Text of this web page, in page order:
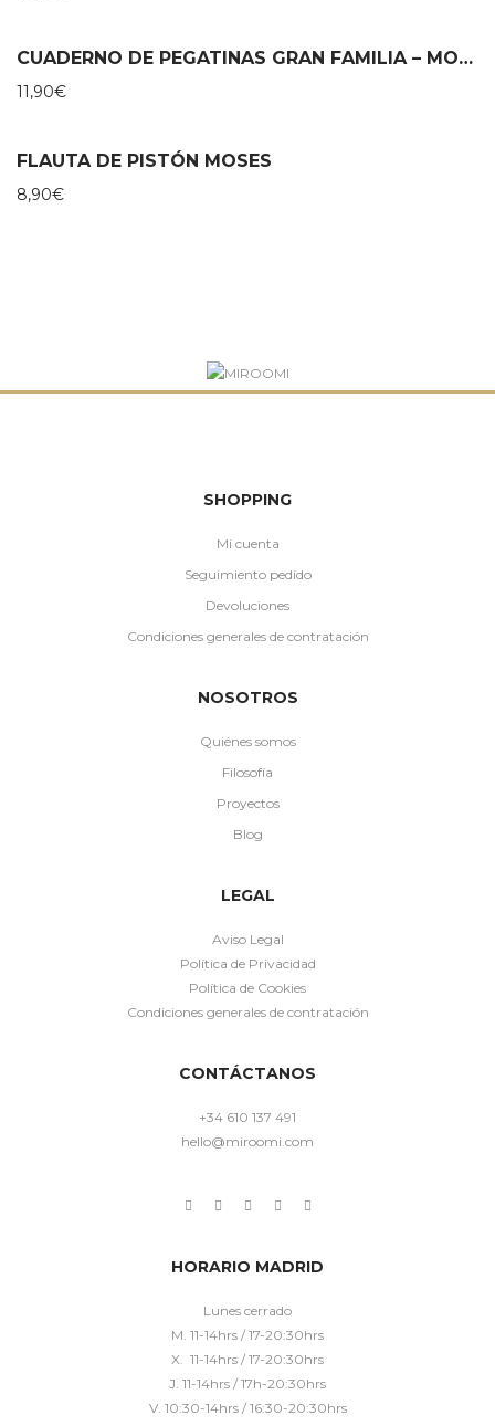
CUADERNO DE PEGATINAS GRAN FAMILIA – MOULIN ROTY
11,90€
FLAUTA DE PISTÓN MOSES
8,90€
SHOPPING
Mi cuenta
Seguimiento pedido
Devoluciones
Condiciones generales de contratación
NOSOTROS
Quiénes somos
Filosofía
Proyectos
Blog
LEGAL
Aviso Legal
Política de Privacidad
Política de Cookies
Condiciones generales de contratación
CONTÁCTANOS
+34 610 137 491
hello@miroomi.com
HORARIO MADRID
Lunes cerrado
M. 11-14hrs / 17-20:30hrs
X. 11-14hrs / 17-20:30hrs
J. 11-14hrs / 17h-20:30hrs
V. 10:30-14hrs / 16:30-20:30hrs